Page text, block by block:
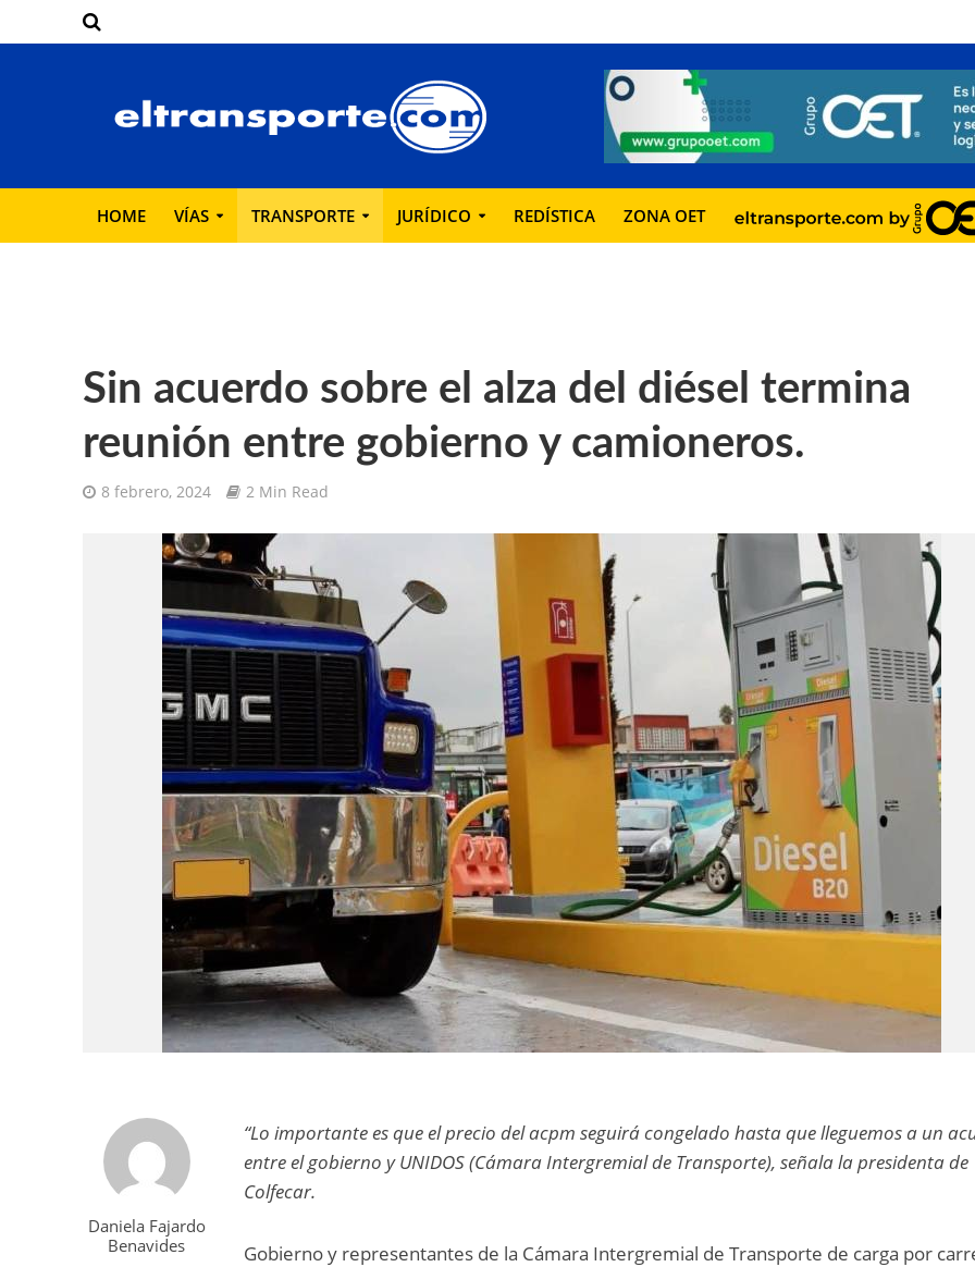
HOME VÍAS TRANSPORTE JURÍDICO REDÍSTICA ZONA OET
Sin acuerdo sobre el alza del diésel termina
reunión entre gobierno y camioneros.
8 febrero, 2024 2 Min Read
Daniela Fajardo
Benavides
“Lo importante es que el precio del acpm seguirá congelado hasta que lleguemos a un
entre el gobierno y UNIDOS (Cámara Intergremial de Transporte), señala la presidenta de
Colfecar.
Gobierno y representantes de la Cámara Intergremial de Transporte de carga por